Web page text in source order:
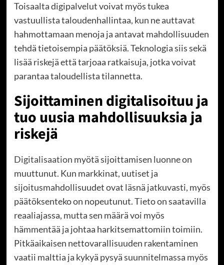
Toisaalta digipalvelut voivat myös tukea
vastuullista taloudenhallintaa, kun ne auttavat
hahmottamaan menoja ja antavat mahdollisuuden
tehdä tietoisempia päätöksiä. Teknologia siis sekä
lisää riskejä että tarjoaa ratkaisuja, jotka voivat
parantaa taloudellista tilannetta.
Sijoittaminen digitalisoituu ja
tuo uusia mahdollisuuksia ja
riskejä
Digitalisaation myötä sijoittamisen luonne on
muuttunut. Kun markkinat, uutiset ja
sijoitusmahdollisuudet ovat läsnä jatkuvasti, myös
päätöksenteko on nopeutunut. Tieto on saatavilla
reaaliajassa, mutta sen määrä voi myös
hämmentää ja johtaa harkitsemattomiin toimiin.
Pitkäaikaisen nettovarallisuuden rakentaminen
vaatii malttia ja kykyä pysyä suunnitelmassa myös